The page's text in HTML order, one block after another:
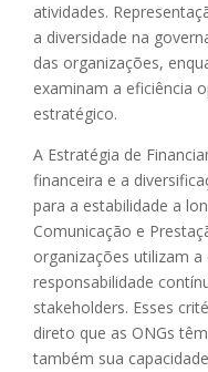
atividades.
a diversidade na
das organizações,
examinam a eficiência
estratégico.
A Estratégia de
financeira e a
para a estabilidade a
Comunicação e
organizações utilizam
responsabilidade
stakeholders. Esses
direto que as ONGs
também sua